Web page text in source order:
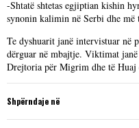
-Shtatë shtetas egjiptian kishin
synonin kalimin në Serbi dhe
Te dyshuarit janë intervistuar në
dërguar në mbajtje. Viktimat
Drejtoria për Migrim dhe të Huaj
Shpërndaje në